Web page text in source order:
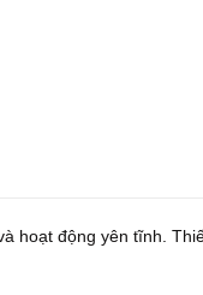
hoạt động yên tĩnh.